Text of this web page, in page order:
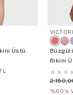
Üstü
Bikini
★ ★ ★
%60'a